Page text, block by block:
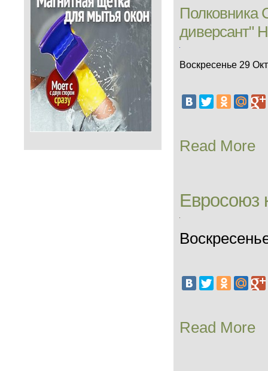
Полковника
диверсант"
Воскресенье 29
Read More
Евросоюз
Read More